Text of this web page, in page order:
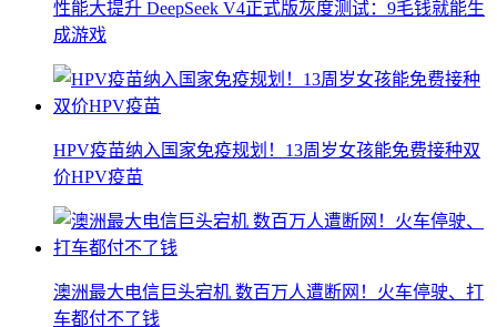
性能大提升 DeepSeek V4正式版灰度测试：9毛钱就能生
成游戏
HPV疫苗纳入国家免疫规划！13周岁女孩能免费接种双
价HPV疫苗
澳洲最大电信巨头宕机 数百万人遭断网！火车停驶、打
车都付不了钱